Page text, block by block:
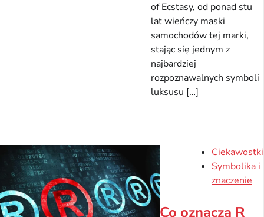
of Ecstasy, od ponad stu
lat wieńczy maski
samochodów tej marki,
stając się jednym z
najbardziej
rozpoznawalnych symboli
luksusu […]
Ciekawostki
Symbolika i
znaczenie
Co oznacza R